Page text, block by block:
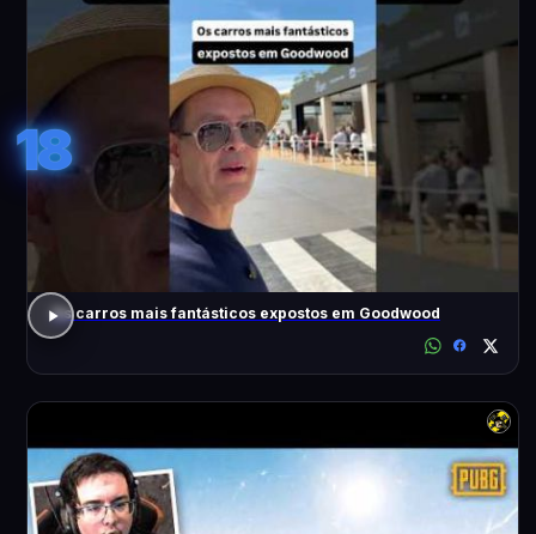
18
Os carros mais fantásticos expostos em Goodwood